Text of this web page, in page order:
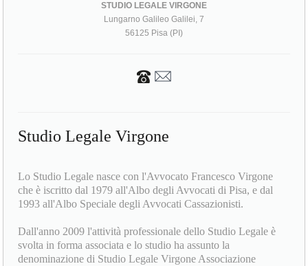
STUDIO LEGALE VIRGONE
Lungarno Galileo Galilei, 7
56125 Pisa (PI)
Studio Legale Virgone
Lo Studio Legale nasce con l'Avvocato Francesco Virgone
che è iscritto dal 1979 all'Albo degli Avvocati di Pisa, e dal
1993 all'Albo Speciale degli Avvocati Cassazionisti.
Dall'anno 2009 l'attività professionale dello Studio Legale è
svolta in forma associata e lo studio ha assunto la
denominazione di Studio Legale Virgone Associazione